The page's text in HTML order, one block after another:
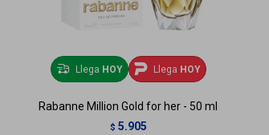
Llega HOY Llega HOY
Rabanne Million Gold for her - 50 ml
$ 5.905